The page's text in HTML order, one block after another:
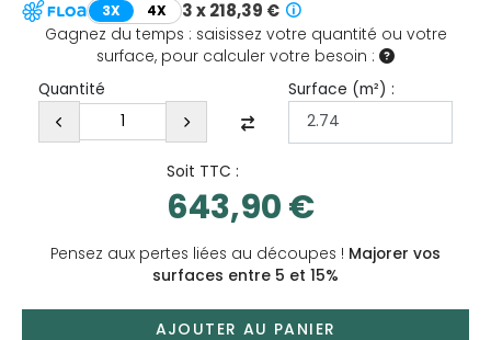
3X 4X 3 x 218,39 €
Gagnez du temps : saisissez votre quantité ou votre
surface, pour calculer votre besoin :
Quantité
Surface (m²) :
Soit TTC :
643,90 €
Pensez aux pertes liées au découpes ! Majorer vos
surfaces entre 5 et 15%
AJOUTER AU PANIER